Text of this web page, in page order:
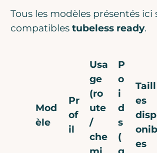
Tous les modèles présentés ici
compatiblestubeless ready.
Mod
èle
Pr
of
il
Usa
ge
(ro
ute
/
che
P
o
i
d
s
(
Taill
es
disp
es
Vous êtes sûr de ne